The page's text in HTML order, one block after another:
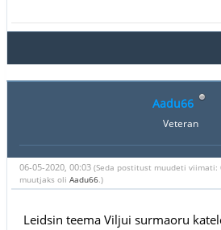
Aadu66
Veteran
06-05-2020, 00:03 (Seda postitust muudeti viimati:
muutjaks oli Aadu66.)
Leidsin teema Viljui surmaoru